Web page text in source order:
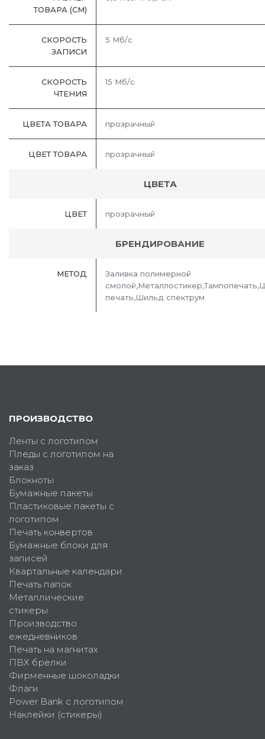
ТОВАРА (СМ)
СКОРОСТЬ
ЗАПИСИ
5 Мб/с
СКОРОСТЬ
ЧТЕНИЯ
15 Мб/с
ЦВЕТА ТОВАРА прозрачный
ЦВЕТ ТОВАРА прозрачный
ЦВЕТА
ЦВЕТ прозрачный
БРЕНДИРОВАНИЕ
МЕТОД
Заливка полимерной
печать,Шильд спектрум
ПРОИЗВОДСТВО
Ленты с логотипом
Пледы с логотипом на
заказ
Блокноты
Бумажные пакеты
Пластиковые пакеты с
логотипом
Печать конвертов
Бумажные блоки для
записей
Квартальные календари
Печать папок
Металлические
стикеры
Производство
ежедневников
Печать на магнитах
ПВХ брелки
Фирменные шоколадки
Флаги
Power Bank с логотипом
Наклейки (стикеры)